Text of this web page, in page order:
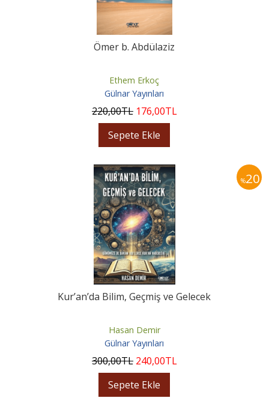
Ömer b. Abdülaziz
Ethem Erkoç
Gülnar Yayınları
220,00TL 176,00TL
Sepete Ekle
%20
Kur’an’da Bilim, Geçmiş ve Gelecek
Hasan Demir
Gülnar Yayınları
300,00TL 240,00TL
Sepete Ekle